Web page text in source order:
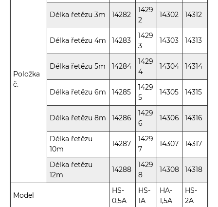
Položka
č.
Délka řetězu 3m 14282
1429
2
14302 14312
Délka řetězu 4m 14283
1429
3
14303 14313
Délka řetězu 5m 14284
1429
4
14304 14314
Délka řetězu 6m 14285
1429
5
14305 14315
Délka řetězu 8m 14286
1429
6
14306 14316
Délka řetězu
10m
14287
1429
7
14307 14317
Délka řetězu
12m
14288
1429
8
14308 14318
Model
HS-
0,5A
HS-
1A
HA-
1,5A
HS-
2A